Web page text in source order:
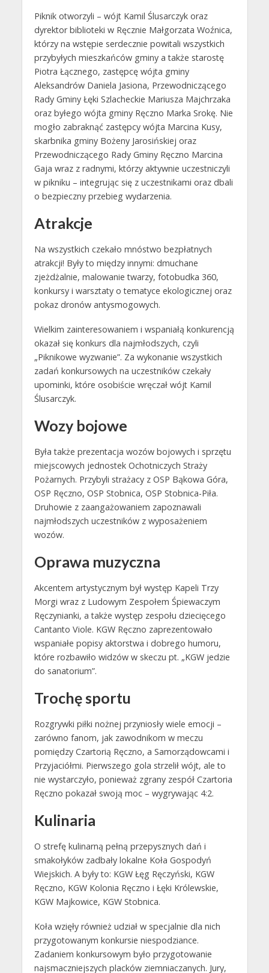
Piknik otworzyli – wójt Kamil Ślusarczyk oraz
dyrektor biblioteki w Ręcznie Małgorzata Woźnica,
którzy na wstępie serdecznie powitali wszystkich
przybyłych mieszkańców gminy a także starostę
Piotra Łącznego, zastępcę wójta gminy
Aleksandrów Daniela Jasiona, Przewodniczącego
Rady Gminy Łęki Szlacheckie Mariusza Majchrzaka
oraz byłego wójta gminy Ręczno Marka Srokę. Nie
mogło zabraknąć zastępcy wójta Marcina Kusy,
skarbnika gminy Bożeny Jarosińskiej oraz
Przewodniczącego Rady Gminy Ręczno Marcina
Gaja wraz z radnymi, którzy aktywnie uczestniczyli
w pikniku – integrując się z uczestnikami oraz dbali
o bezpieczny przebieg wydarzenia.
Atrakcje
Na wszystkich czekało mnóstwo bezpłatnych
atrakcji! Były to między innymi: dmuchane
zjeżdżalnie, malowanie twarzy, fotobudka 360,
konkursy i warsztaty o tematyce ekologicznej oraz
pokaz dronów antysmogowych.
Wielkim zainteresowaniem i wspaniałą konkurencją
okazał się konkurs dla najmłodszych, czyli
„Piknikowe wyzwanie”. Za wykonanie wszystkich
zadań konkursowych na uczestników czekały
upominki, które osobiście wręczał wójt Kamil
Ślusarczyk.
Wozy bojowe
Była także prezentacja wozów bojowych i sprzętu
miejscowych jednostek Ochotniczych Straży
Pożarnych. Przybyli strażacy z OSP Bąkowa Góra,
OSP Ręczno, OSP Stobnica, OSP Stobnica-Piła.
Druhowie z zaangażowaniem zapoznawali
najmłodszych uczestników z wyposażeniem
wozów.
Oprawa muzyczna
Akcentem artystycznym był występ Kapeli Trzy
Morgi wraz z Ludowym Zespołem Śpiewaczym
Ręczynianki, a także występ zespołu dziecięcego
Cantanto Viole. KGW Ręczno zaprezentowało
wspaniałe popisy aktorstwa i dobrego humoru,
które rozbawiło widzów w skeczu pt. „KGW jedzie
do sanatorium”.
Trochę sportu
Rozgrywki piłki nożnej przyniosły wiele emocji –
zarówno fanom, jak zawodnikom w meczu
pomiędzy Czartorią Ręczno, a Samorządowcami i
Przyjaciółmi. Pierwszego gola strzelił wójt, ale to
nie wystarczyło, ponieważ zgrany zespół Czartoria
Ręczno pokazał swoją moc – wygrywając 4:2.
Kulinaria
O strefę kulinarną pełną przepysznych dań i
smakołyków zadbały lokalne Koła Gospodyń
Wiejskich. A były to: KGW Łęg Ręczyński, KGW
Ręczno, KGW Kolonia Ręczno i Łęki Królewskie,
KGW Majkowice, KGW Stobnica.
Koła wzięły również udział w specjalnie dla nich
przygotowanym konkursie niespodziance.
Zadaniem konkursowym było przygotowanie
najsmaczniejszych placków ziemniaczanych. Jury,